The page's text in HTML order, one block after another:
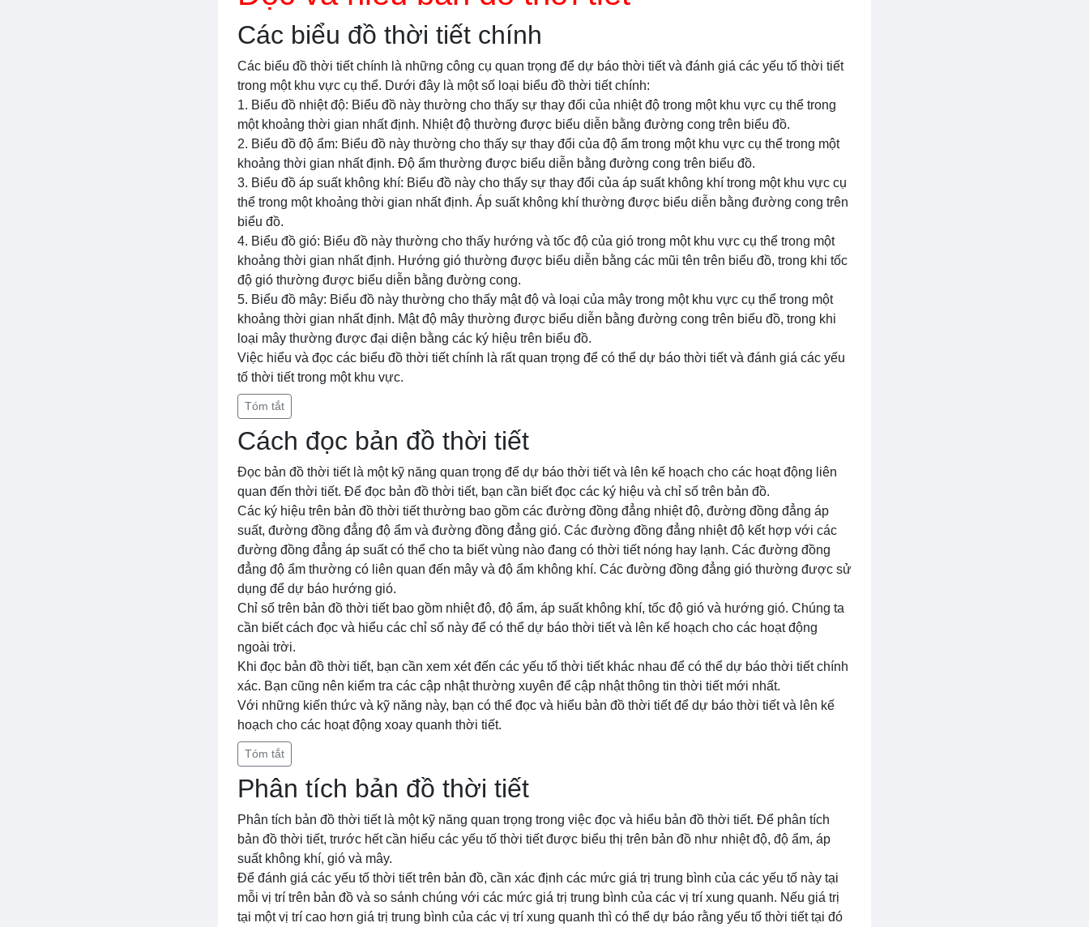
Các biểu đồ thời tiết chính
Các biểu đồ thời tiết chính là những công cụ quan trọng để dự báo thời tiết và đánh giá các yếu tố thời tiết
trong một khu vực cụ thể. Dưới đây là một số loại biểu đồ thời tiết chính:
1. Biểu đồ nhiệt độ: Biểu đồ này thường cho thấy sự thay đổi của nhiệt độ trong một khu vực cụ thể trong
một khoảng thời gian nhất định. Nhiệt độ thường được biểu diễn bằng đường cong trên biểu đồ.
2. Biểu đồ độ ẩm: Biểu đồ này thường cho thấy sự thay đổi của độ ẩm trong một khu vực cụ thể trong một
khoảng thời gian nhất định. Độ ẩm thường được biểu diễn bằng đường cong trên biểu đồ.
3. Biểu đồ áp suất không khí: Biểu đồ này cho thấy sự thay đổi của áp suất không khí trong một khu vực cụ
thể trong một khoảng thời gian nhất định. Áp suất không khí thường được biểu diễn bằng đường cong trên
biểu đồ.
4. Biểu đồ gió: Biểu đồ này thường cho thấy hướng và tốc độ của gió trong một khu vực cụ thể trong một
khoảng thời gian nhất định. Hướng gió thường được biểu diễn bằng các mũi tên trên biểu đồ, trong khi tốc
độ gió thường được biểu diễn bằng đường cong.
5. Biểu đồ mây: Biểu đồ này thường cho thấy mật độ và loại của mây trong một khu vực cụ thể trong một
khoảng thời gian nhất định. Mật độ mây thường được biểu diễn bằng đường cong trên biểu đồ, trong khi
loại mây thường được đại diện bằng các ký hiệu trên biểu đồ.
Việc hiểu và đọc các biểu đồ thời tiết chính là rất quan trọng để có thể dự báo thời tiết và đánh giá các yếu
tố thời tiết trong một khu vực.
Tóm tắt
Cách đọc bản đồ thời tiết
Đọc bản đồ thời tiết là một kỹ năng quan trọng để dự báo thời tiết và lên kế hoạch cho các hoạt động liên
quan đến thời tiết. Để đọc bản đồ thời tiết, bạn cần biết đọc các ký hiệu và chỉ số trên bản đồ.
Các ký hiệu trên bản đồ thời tiết thường bao gồm các đường đồng đẳng nhiệt độ, đường đồng đẳng áp
suất, đường đồng đẳng độ ẩm và đường đồng đẳng gió. Các đường đồng đẳng nhiệt độ kết hợp với các
đường đồng đẳng áp suất có thể cho ta biết vùng nào đang có thời tiết nóng hay lạnh. Các đường đồng
đẳng độ ẩm thường có liên quan đến mây và độ ẩm không khí. Các đường đồng đẳng gió thường được sử
dụng để dự báo hướng gió.
Chỉ số trên bản đồ thời tiết bao gồm nhiệt độ, độ ẩm, áp suất không khí, tốc độ gió và hướng gió. Chúng ta
cần biết cách đọc và hiểu các chỉ số này để có thể dự báo thời tiết và lên kế hoạch cho các hoạt động
ngoài trời.
Khi đọc bản đồ thời tiết, bạn cần xem xét đến các yếu tố thời tiết khác nhau để có thể dự báo thời tiết chính
xác. Bạn cũng nên kiểm tra các cập nhật thường xuyên để cập nhật thông tin thời tiết mới nhất.
Với những kiến thức và kỹ năng này, bạn có thể đọc và hiểu bản đồ thời tiết để dự báo thời tiết và lên kế
hoạch cho các hoạt động xoay quanh thời tiết.
Tóm tắt
Phân tích bản đồ thời tiết
Phân tích bản đồ thời tiết là một kỹ năng quan trọng trong việc đọc và hiểu bản đồ thời tiết. Để phân tích
bản đồ thời tiết, trước hết cần hiểu các yếu tố thời tiết được biểu thị trên bản đồ như nhiệt độ, độ ẩm, áp
suất không khí, gió và mây.
Để đánh giá các yếu tố thời tiết trên bản đồ, cần xác định các mức giá trị trung bình của các yếu tố này tại
mỗi vị trí trên bản đồ và so sánh chúng với các mức giá trị trung bình của các vị trí xung quanh. Nếu giá trị
tại một vị trí cao hơn giá trị trung bình của các vị trí xung quanh thì có thể dự báo rằng yếu tố thời tiết tại đó